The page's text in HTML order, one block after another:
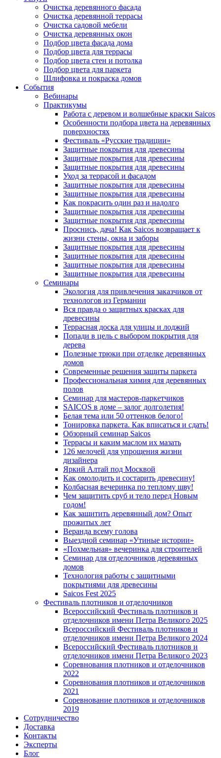
Очистка деревянного фасада
Очистка деревянной террасы
Очистка садовой мебели
Очистка деревянных окон
Подбор цвета фасада дома
Подбор цвета для террасы
Подбор цвета стен и потолка
Подбор цвета для паркета
Шлифовка и покраска домов
События
Вебинары
Практикумы
Работа с деревом и волшебные краски Saicos
Особенности подбора цвета на деревянных
поверхностях
Фестиваль «Русские традиции»
Защитные покрытия для древесины
Защитные покрытия для древесины
Защитные покрытия для древесины
Уход за террасой и фасадом
Защитные покрытия для древесины
Защитные покрытия для древесины
Как покрасить один раз и надолго
Защитные покрытия для древесины
Защитные покрытия для древесины
Проснись, дача! Как Saicos возвращает к
жизни стены, окна и заборы
Защитные покрытия для древесины
Защитные покрытия для древесины
Защитные покрытия для древесины
Защитные покрытия для древесины
Семинары
Экология для привлечения заказчиков от
технологов из Германии
Вся правда о защитных красках для
древесины
Террасная доска для улицы и лоджий
Попади в цель с выбором покрытия для
дерева
Полезные трюки при отделке деревянных
домов
Современные решения защиты паркета
Профессиональная химия для деревянных
полов
Семинар для мастеров-паркетчиков
SAICOS в доме – залог долголетия!
Белая тема или 50 оттенков белого!
Тонировка паркета. Как вписаться и сдать!
Обзорный семинар Saicos
Террасы и каким маслом их мазать
126 мелочей для упрощения жизни
дизайнера
Яркий Алтай под Москвой
Как омолодить и состарить древесину!
Колбасная вечеринка по теплому шву!
Чем защитить сруб и тело перед Новым
годом!
Как защитить деревянный дом? Опыт
прожитых лет
Веранда всему голова
Выездной семинар «Утиные истории»
«Похмельная» вечеринка для строителей
Семинар для отделочников деревянных
домов
Технология работы с защитными
покрытиями для древесины
Saicos Fest 2025
Фестиваль плотников и отделочников
Всероссийский Фестиваль плотников и
отделочников имени Петра Великого 2025
Всероссийский Фестиваль плотников и
отделочников имени Петра Великого 2024
Всероссийский Фестиваль плотников и
отделочников имени Петра Великого 2023
Соревнования плотников и отделочников
2022
Соревнования плотников и отделочников
2021
Соревнование плотников и отделочников
2019
Сотрудничество
Доставка
Контакты
Эксперты
Блог